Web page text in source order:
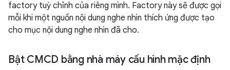
factory tuỳ chỉnh của riêng mình. Factory này sẽ được gọi
mỗi khi một nguồn nội dung nghe nhìn thích ứng được tạo
cho mục nội dung nghe nhìn đã cho.
Bật CMCD bằng nhà máy cấu hình mặc định